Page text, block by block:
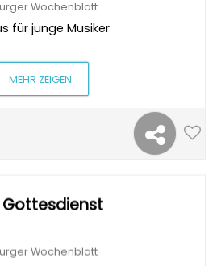
Wochenblatt
für junge Musiker
MEHR ZEIGEN
Wochenblatt